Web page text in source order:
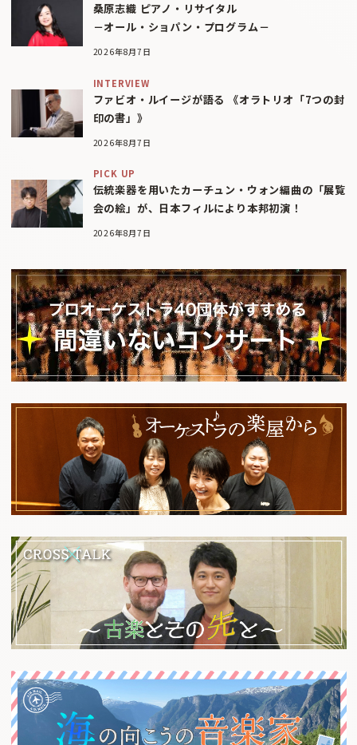
桑原志織 ピアノ・リサイタル
－オール・ショパン・プログラム－
2026年8月7日
INTERVIEW
ファビオ・ルイージが語る 《オラトリオ「7つの封
印の書」》
2026年8月7日
PICK UP
伝統楽器を用いたカーチュン・ウォン編曲の「展覧
会の絵」が、日本フィルにより本邦初演！
2026年8月7日